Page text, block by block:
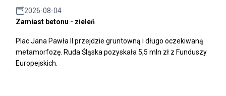
2026-08-04
Zamiast betonu - zieleń
Plac Jana Pawła II przejdzie gruntowną i długo oczekiwaną
metamorfozę. Ruda Śląska pozyskała 5,5 mln zł z Funduszy
Europejskich.